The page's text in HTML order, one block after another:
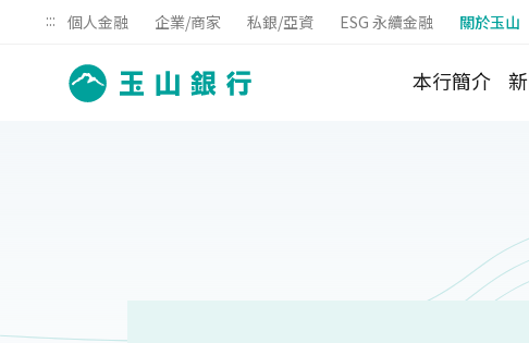
::: 個人金融 企業/商家 私銀/亞資 ESG 永續金融 關於玉山
本行簡介